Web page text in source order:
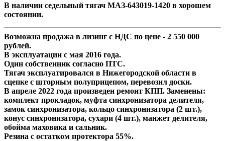
В наличии cедельный тягач МАЗ-643019-1420 в хорошем
состоянии.
Возможна продажа в лизинг с НДС по цене - 2 550 000
рублей.
В эксплуатации с мая 2016 года.
Один собственник согласно ПТС.
Тягач эксплуатировался в Нижегородской области в
сцепке с шторным полуприцепом, перевозил доски.
В апреле 2022 года произведен ремонт КПП. Заменены:
комплект прокладок, муфта синхронизатора делителя,
замок синхронизатора, кольцо синхронизатора (2 шт.),
конус синхронизатора, сухари (4 шт.), манжет делителя,
обойма маховика и сальник.
Резина с остатком протектора 55%.